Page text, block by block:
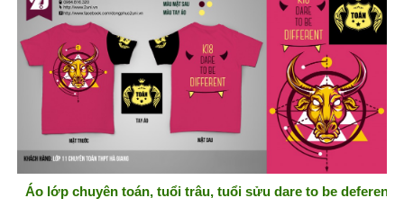
Áo lớp chuyên toán, tuổi trâu, tuổi sửu dare to be deferent